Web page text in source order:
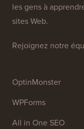
les gens à
sites Web.
Rejoignez notre
OptinMonster
WPForms
All in One SEO